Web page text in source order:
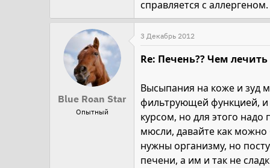
справляется с аллергеном.
Blue Roan Star
Опытный
3 Декабрь 2012
Re: Печень?? Чем лечить
Высыпания на коже и зуд
фильтрующей функцией,
курсом, но для этого
мюсли, давайте как можно
нужны организму, но
печени, а им и так не